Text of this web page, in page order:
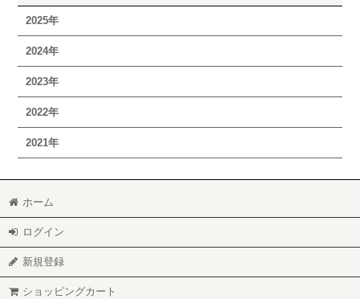
2025年
2024年
2023年
2022年
2021年
ホーム
ログイン
新規登録
ショッピングカート